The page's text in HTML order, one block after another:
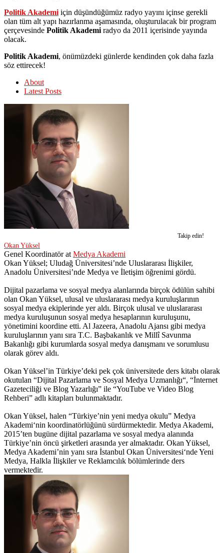
Politik Akademi için düşündüğümüz radyo yayını içinse gerekli
olan tüm alt yapı hazırlanma aşamasında, oluşturulacak bir program
çerçevesinde Politik Akademi radyo da 2011 içerisinde yayında
olacak.
Politik Akademi, önümüzdeki günlerde kendinden çok daha fazla
söz ettirecek!
About
Latest Posts
Takip edin!
Okan Yüksel
Genel Koordinatörat Medya Akademi
Okan Yüksel; Uludağ Üniversitesi’nde Uluslararası İlişkiler,
Anadolu Üniversitesi’nde Medya ve İletişim öğrenimi gördü.
Dijital pazarlama ve sosyal medya alanlarında birçok ödülün sahibi
olan Okan Yüksel, ulusal ve uluslararası medya kuruluşlarının
sosyal medya ekiplerinde yer aldı. Birçok ulusal ve uluslararası
medya kuruluşunun sosyal medya hesaplarının kuruluşunu,
yönetimini koordine etti. Al Jazeera, Anadolu Ajansı gibi medya
kuruluşlarının yanı sıra T.C. Başbakanlık ve Millî Savunma
Bakanlığı gibi kurumlarda sosyal medya danışmanı ve sorumlusu
olarak görev aldı.
Okan Yüksel’in Türkiye’deki pek çok üniversitede ders kitabı olarak
okutulan “Dijital Pazarlama ve Sosyal Medya Uzmanlığı“, “İnternet
Gazeteciliği ve Blog Yazarlığı” ile “YouTube ve Video Blog
Rehberi” adlı kitapları bulunmaktadır.
Okan Yüksel, halen “Türkiye’nin yeni medya okulu” Medya
Akademi‘nin koordinatörlüğünü sürdürmektedir. Medya Akademi,
2015’ten bugüne dijital pazarlama ve sosyal medya alanında
Türkiye’nin öncü şirketleri arasında yer almaktadır. Okan Yüksel,
Medya Akademi’nin yanı sıra İstanbul Okan Üniversitesi‘nde Yeni
Medya, Halkla İlişkiler ve Reklamcılık bölümlerinde ders
vermektedir.